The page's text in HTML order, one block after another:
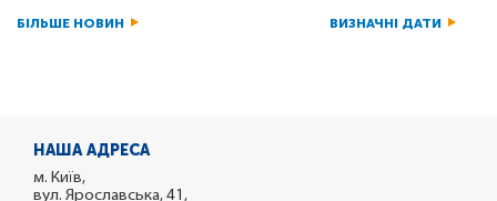
БІЛЬШЕ НОВИН ВИЗНАЧНІ ДАТИ
НАША АДРЕСА
м. Київ,
вул. Ярославська, 41,